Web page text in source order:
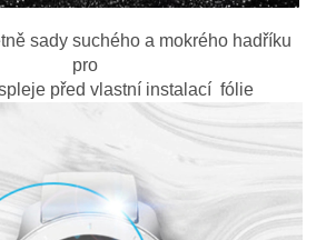
sady suchého a mokrého hadříku
pro
před vlastní instalací fólie